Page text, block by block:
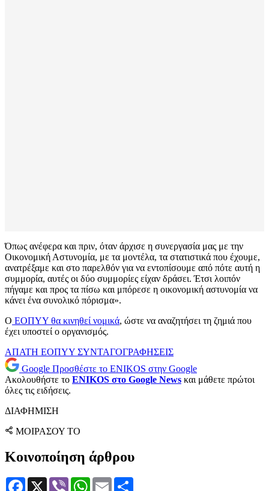
Όπως ανέφερα και πριν, όταν άρχισε η συνεργασία μας με την
Οικονομική Αστυνομία, με τα μοντέλα, τα στατιστικά που έχουμε,
ανατρέξαμε και στο παρελθόν για να εντοπίσουμε από πότε αυτή η
συμμορία, αυτές οι δύο συμμορίες είχαν δράσει. Έτσι λοιπόν
πήγαμε και προς τα πίσω και μπόρεσε η οικονομική αστυνομία να
κάνει ένα συνολικό πόρισμα».
Ο ΕΟΠΥΥ θα κινηθεί νομικά, ώστε να αναζητήσει τη ζημιά που
έχει υποστεί ο οργανισμός.
ΑΠΑΤΗ ΕΟΠΥΥ ΣΥΝΤΑΓΟΓΡΑΦΗΣΕΙΣ
Google Προσθέστε το ENIKOS στην Google
Ακολουθήστε το ENIKOS στο Google News και μάθετε πρώτοι
όλες τις ειδήσεις.
ΔΙΑΦΗΜΙΣΗ
ΜΟΙΡΑΣΟΥ ΤΟ
Κοινοποίηση άρθρου
Facebook
X Viber WhatsApp
Email